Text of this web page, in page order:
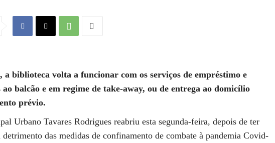
a biblioteca volta a funcionar com os serviços de empréstimo e
ao balcão e em regime de take-away, ou de entrega ao domicílio
prévio.
Urbano Tavares Rodrigues reabriu esta segunda-feira, depois de ter
detrimento das medidas de confinamento de combate à pandemia Covid-